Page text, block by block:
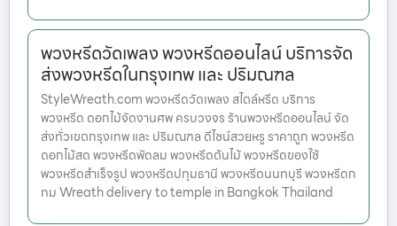
พวงหรีดวัดเพลง พวงหรีดออนไลน์ บริการจัด
ส่งพวงหรีดในกรุงเทพ และ ปริมณฑล
StyleWreath.com พวงหรีดวัดเพลง สไตล์หรีด บริการ
พวงหรีด ดอกไม้จัดงานศพ ครบวงจร ร้านพวงหรีดออนไลน์ จัด
ส่งทั่วเขตกรุงเทพ และ ปริมณฑล ดีไซน์สวยหรู ราคาถูก พวงหรีด
ดอกไม้สด พวงหรีดพัดลม พวงหรีดต้นไม้ พวงหรีดของใช้
พวงหรีดสำเร็จรูป พวงหรีดปทุมธานี พวงหรีดนนทบุรี พวงหรีดก
ทม Wreath delivery to temple in Bangkok Thailand